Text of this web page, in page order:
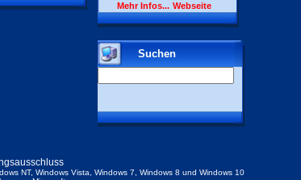
Mehr Infos... Webseite
Suchen
NT, Windows Vista, Windows 7, Windows 8 und Windows 10